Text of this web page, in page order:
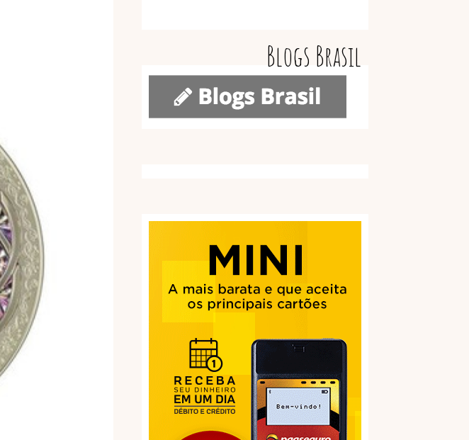
Blogs Brasil